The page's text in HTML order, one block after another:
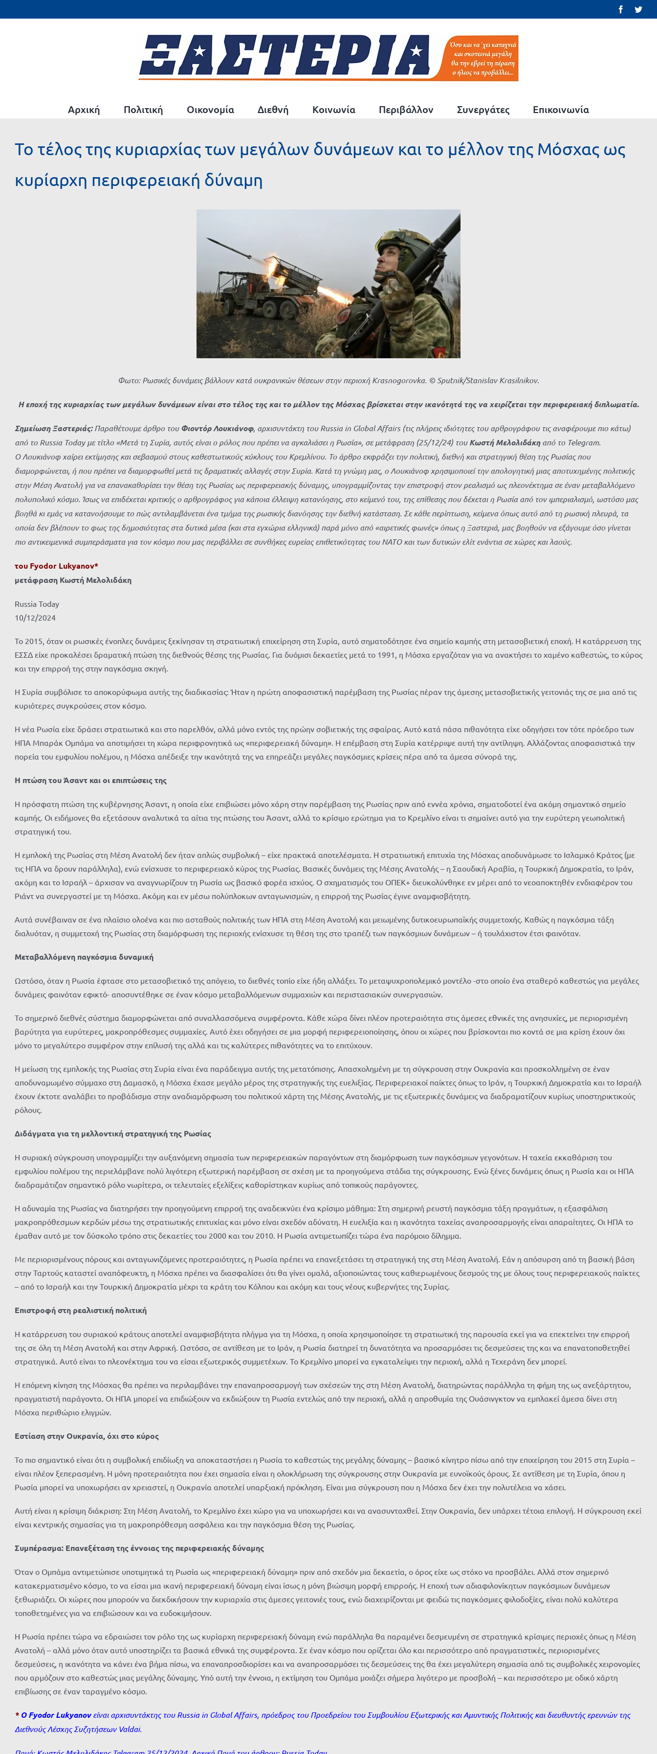
στο
Facebook
Αρχική Πολιτική Οικονομία Διεθνή Κοινωνία Περιβάλλον Συνεργάτες Επικοινωνία
Το τέλος της κυριαρχίας των μεγάλων δυνάμεων και το μέλλον της Μόσχας ως
κυρίαρχη περιφερειακή δύναμη
Φωτο: Ρωσικές δυνάμεις βάλλουν κατά ουκρανικών θέσεων στην περιοχή Krasnogorovka. © Sputnik/Stanislav Krasilnikov.
Η εποχή της κυριαρχίας των μεγάλων δυνάμεων είναι στο τέλος της και το μέλλον της Μόσχας βρίσκεται στην ικανότητά της να χειρίζεται την περιφερειακή διπλωματία.
Σημείωση Ξαστεριάς:Παραθέτoυμε άρθρο του Φιοντόρ Λουκιάνοφ, αρχισυντάκτη τουRussia in Global Affairs(τις πλήρεις ιδιότητες του αρθρογράφου τις αναφέρουμε πιο κάτω)
από το Russia Today με τίτλο «Μετά τη Συρία, αυτός είναι ο ρόλος που πρέπει να αγκαλιάσει η Ρωσία», σε μετάφραση (25/12/24) τουΚωστή Μελολιδάκηαπό το Telegram.
Ο Λουκιάνοφ χαίρει εκτίμησης και σεβασμού στους καθεστωτικούς κύκλους του Κρεμλίνου. Το άρθρο εκφράζει την πολιτική, διεθνή και στρατηγική θέση της Ρωσίας που
διαμορφώνεται, ή που πρέπει να διαμορφωθεί μετά τις δραματικές αλλαγές στην Συρία. Κατά τη γνώμη μας, ο Λουκιάνοφ χρησιμοποιεί την απολογητική μιας αποτυχημένης πολιτικής
στην Μέση Ανατολή για να επανακαθορίσει την θέση της Ρωσίας ως περιφερειακής δύναμης, υπογραμμίζοντας την επιστροφή στον ρεαλισμό ως πλεονέκτημα σε έναν μεταβαλλόμενο
πολυπολικό κόσμο. Ίσως να επιδέχεται κριτικής ο αρθρογράφος για κάποια έλλειψη κατανόησης, στο κείμενό του, της επίθεσης που δέχεται η Ρωσία από τον ιμπεριαλισμό, ωστόσο μας
βοηθά κι εμάς να κατανοήσουμε το πώς αντιλαμβάνεται ένα τμήμα της ρωσικής διανόησης την διεθνή κατάσταση. Σε κάθε περίπτωση, κείμενα όπως αυτό από τη ρωσική πλευρά, τα
οποία δεν βλέπουν το φως της δημοσιότητας στα δυτικά μέσα (και στα εγχώρια ελληνικά) παρά μόνο από «αιρετικές φωνές» όπως η Ξαστεριά, μας βοηθούν να εξάγουμε όσο γίνεται
πιο αντικειμενικά συμπεράσματα για τον κόσμο που μας περιβάλλει σε συνθήκες ευρείας επιθετικότητας του ΝΑΤΟ και των δυτικών ελίτ ενάντια σε χώρες και λαούς.
του Fyodor Lukyanov*
μετάφραση Κωστή Μελολιδάκη
Russia Today
10/12/2024
Το 2015, όταν οι ρωσικές ένοπλες δυνάμεις ξεκίνησαν τη στρατιωτική επιχείρηση στη Συρία, αυτό σηματοδότησε ένα σημείο καμπής στη μετασοβιετική εποχή. Η κατάρρευση της
ΕΣΣΔ είχε προκαλέσει δραματική πτώση της διεθνούς θέσης της Ρωσίας. Για δυόμισι δεκαετίες μετά το 1991, η Μόσχα εργαζόταν για να ανακτήσει το χαμένο καθεστώς, το κύρος
και την επιρροή της στην παγκόσμια σκηνή.
Η Συρία συμβόλισε το αποκορύφωμα αυτής της διαδικασίας: Ήταν η πρώτη αποφασιστική παρέμβαση της Ρωσίας πέραν της άμεσης μετασοβιετικής γειτονιάς της σε μια από τις
κυριότερες συγκρούσεις στον κόσμο.
Η νέα Ρωσία είχε δράσει στρατιωτικά και στο παρελθόν, αλλά μόνο εντός της πρώην σοβιετικής της σφαίρας. Αυτό κατά πάσα πιθανότητα είχε οδηγήσει τον τότε πρόεδρο των
ΗΠΑ Μπαράκ Ομπάμα να αποτιμήσει τη χώρα περιφρονητικά ως «περιφερειακή δύναμη». Η επέμβαση στη Συρία κατέρριψε αυτή την αντίληψη. Αλλάζοντας αποφασιστικά την
πορεία του εμφυλίου πολέμου, η Μόσχα απέδειξε την ικανότητά της να επηρεάζει μεγάλες παγκόσμιες κρίσεις πέρα από τα άμεσα σύνορά της.
Η πτώση του Άσαντ και οι επιπτώσεις της
Η πρόσφατη πτώση της κυβέρνησης Άσαντ, η οποία είχε επιβιώσει μόνο χάρη στην παρέμβαση της Ρωσίας πριν από εννέα χρόνια, σηματοδοτεί ένα ακόμη σημαντικό σημείο
καμπής. Οι ειδήμονες θα εξετάσουν αναλυτικά τα αίτια της πτώσης του Άσαντ, αλλά το κρίσιμο ερώτημα για το Κρεμλίνο είναι τι σημαίνει αυτό για την ευρύτερη γεωπολιτική
στρατηγική του.
Η εμπλοκή της Ρωσίας στη Μέση Ανατολή δεν ήταν απλώς συμβολική – είχε πρακτικά αποτελέσματα. Η στρατιωτική επιτυχία της Μόσχας αποδυνάμωσε το Ισλαμικό Κράτος (με
τις ΗΠΑ να δρουν παράλληλα), ενώ ενίσχυσε το περιφερειακό κύρος της Ρωσίας. Βασικές δυνάμεις της Μέσης Ανατολής – η Σαουδική Αραβία, η Τουρκική Δημοκρατία, το Ιράν,
ακόμη και το Ισραήλ – άρχισαν να αναγνωρίζουν τη Ρωσία ως βασικό φορέα ισχύος. Ο σχηματισμός του ΟΠΕΚ+ διευκολύνθηκε εν μέρει από το νεοαποκτηθέν ενδιαφέρον του
Ριάντ να συνεργαστεί με τη Μόσχα. Ακόμη και εν μέσω πολύπλοκων ανταγωνισμών, η επιρροή της Ρωσίας έγινε αναμφισβήτητη.
Αυτά συνέβαιναν σε ένα πλαίσιο ολοένα και πιο ασταθούς πολιτικής των ΗΠΑ στη Μέση Ανατολή και μειωμένης δυτικοευρωπαϊκής συμμετοχής. Καθώς η παγκόσμια τάξη
διαλυόταν, η συμμετοχή της Ρωσίας στη διαμόρφωση της περιοχής ενίσχυσε τη θέση της στο τραπέζι των παγκόσμιων δυνάμεων – ή τουλάχιστον έτσι φαινόταν.
Μεταβαλλόμενη παγκόσμια δυναμική
Ωστόσο, όταν η Ρωσία έφτασε στο μετασοβιετικό της απόγειο, το διεθνές τοπίο είχε ήδη αλλάξει. Το μεταψυχροπολεμικό μοντέλο -στο οποίο ένα σταθερό καθεστώς για μεγάλες
δυνάμεις φαινόταν εφικτό- αποσυντέθηκε σε έναν κόσμο μεταβαλλόμενων συμμαχιών και περιστασιακών συνεργασιών.
Το σημερινό διεθνές σύστημα διαμορφώνεται από συναλλασσόμενα συμφέροντα. Κάθε χώρα δίνει πλέον προτεραιότητα στις άμεσες εθνικές της ανησυχίες, με περιορισμένη
βαρύτητα για ευρύτερες, μακροπρόθεσμες συμμαχίες. Αυτό έχει οδηγήσει σε μια μορφή περιφερειοποίησης, όπου οι χώρες που βρίσκονται πιο κοντά σε μια κρίση έχουν όχι
μόνο το μεγαλύτερο συμφέρον στην επίλυσή της αλλά και τις καλύτερες πιθανότητες να το επιτύχουν.
Η μείωση της εμπλοκής της Ρωσίας στη Συρία είναι ένα παράδειγμα αυτής της μετατόπισης. Απασχολημένη με τη σύγκρουση στην Ουκρανία και προσκολλημένη σε έναν
αποδυναμωμένο σύμμαχο στη Δαμασκό, η Μόσχα έχασε μεγάλο μέρος της στρατηγικής της ευελιξίας. Περιφερειακοί παίκτες όπως το Ιράν, η Τουρκική Δημοκρατία και το Ισραήλ
έχουν έκτοτε αναλάβει το προβάδισμα στην αναδιαμόρφωση του πολιτικού χάρτη της Μέσης Ανατολής, με τις εξωτερικές δυνάμεις να διαδραματίζουν κυρίως υποστηρικτικούς
ρόλους.
Διδάγματα για τη μελλοντική στρατηγική της Ρωσίας
Η συριακή σύγκρουση υπογραμμίζει την αυξανόμενη σημασία των περιφερειακών παραγόντων στη διαμόρφωση των παγκόσμιων γεγονότων. Η ταχεία εκκαθάριση του
εμφυλίου πολέμου της περιελάμβανε πολύ λιγότερη εξωτερική παρέμβαση σε σχέση με τα προηγούμενα στάδια της σύγκρουσης. Ενώ ξένες δυνάμεις όπως η Ρωσία και οι ΗΠΑ
διαδραμάτιζαν σημαντικό ρόλο νωρίτερα, οι τελευταίες εξελίξεις καθορίστηκαν κυρίως από τοπικούς παράγοντες.
Η αδυναμία της Ρωσίας να διατηρήσει την προηγούμενη επιρροή της αναδεικνύει ένα κρίσιμο μάθημα: Στη σημερινή ρευστή παγκόσμια τάξη πραγμάτων, η εξασφάλιση
μακροπρόθεσμων κερδών μέσω της στρατιωτικής επιτυχίας και μόνο είναι σχεδόν αδύνατη. Η ευελιξία και η ικανότητα ταχείας αναπροσαρμογής είναι απαραίτητες. Οι ΗΠΑ το
έμαθαν αυτό με τον δύσκολο τρόπο στις δεκαετίες του 2000 και του 2010. Η Ρωσία αντιμετωπίζει τώρα ένα παρόμοιο δίλημμα.
Με περιορισμένους πόρους και ανταγωνιζόμενες προτεραιότητες, η Ρωσία πρέπει να επανεξετάσει τη στρατηγική της στη Μέση Ανατολή. Εάν η απόσυρση από τη βασική βάση
στην Ταρτούς καταστεί αναπόφευκτη, η Μόσχα πρέπει να διασφαλίσει ότι θα γίνει ομαλά, αξιοποιώντας τους καθιερωμένους δεσμούς της με όλους τους περιφερειακούς παίκτες
– από το Ισραήλ και την Τουρκική Δημοκρατία μέχρι τα κράτη του Κόλπου και ακόμη και τους νέους κυβερνήτες της Συρίας.
Επιστροφή στη ρεαλιστική πολιτική
Η κατάρρευση του συριακού κράτους αποτελεί αναμφισβήτητα πλήγμα για τη Μόσχα, η οποία χρησιμοποίησε τη στρατιωτική της παρουσία εκεί για να επεκτείνει την επιρροή
της σε όλη τη Μέση Ανατολή και στην Αφρική. Ωστόσο, σε αντίθεση με το Ιράν, η Ρωσία διατηρεί τη δυνατότητα να προσαρμόσει τις δεσμεύσεις της και να επανατοποθετηθεί
στρατηγικά. Αυτό είναι το πλεονέκτημα του να είσαι εξωτερικός συμμετέχων. Το Κρεμλίνο μπορεί να εγκαταλείψει την περιοχή, αλλά η Τεχεράνη δεν μπορεί.
Η επόμενη κίνηση της Μόσχας θα πρέπει να περιλαμβάνει την επαναπροσαρμογή των σχέσεών της στη Μέση Ανατολή, διατηρώντας παράλληλα τη φήμη της ως ανεξάρτητου,
πραγματιστή παράγοντα. Οι ΗΠΑ μπορεί να επιδιώξουν να εκδιώξουν τη Ρωσία εντελώς από την περιοχή, αλλά η απροθυμία της Ουάσινγκτον να εμπλακεί άμεσα δίνει στη
Μόσχα περιθώριο ελιγμών.
Εστίαση στην Ουκρανία, όχι στο κύρος
Το πιο σημαντικό είναι ότι η συμβολική επιδίωξη να αποκαταστήσει η Ρωσία το καθεστώς της μεγάλης δύναμης – βασικό κίνητρο πίσω από την επιχείρηση του 2015 στη Συρία –
είναι πλέον ξεπερασμένη. Η μόνη προτεραιότητα που έχει σημασία είναι η ολοκλήρωση της σύγκρουσης στην Ουκρανία με ευνοϊκούς όρους. Σε αντίθεση με τη Συρία, όπου η
Ρωσία μπορεί να υποχωρήσει αν χρειαστεί, η Ουκρανία αποτελεί υπαρξιακή πρόκληση. Είναι μια σύγκρουση που η Μόσχα δεν έχει την πολυτέλεια να χάσει.
Αυτή είναι η κρίσιμη διάκριση: Στη Μέση Ανατολή, το Κρεμλίνο έχει χώρο για να υποχωρήσει και να ανασυνταχθεί. Στην Ουκρανία, δεν υπάρχει τέτοια επιλογή. Η σύγκρουση εκεί
είναι κεντρικής σημασίας για τη μακροπρόθεσμη ασφάλεια και την παγκόσμια θέση της Ρωσίας.
Συμπέρασμα: Επανεξέταση της έννοιας της περιφερειακής δύναμης
Όταν ο Ομπάμα αντιμετώπισε υποτιμητικά τη Ρωσία ως «περιφερειακή δύναμη» πριν από σχεδόν μια δεκαετία, ο όρος είχε ως στόχο να προσβάλει. Αλλά στον σημερινό
κατακερματισμένο κόσμο, το να είσαι μια ικανή περιφερειακή δύναμη είναι ίσως η μόνη βιώσιμη μορφή επιρροής. Η εποχή των αδιαφιλονίκητων παγκόσμιων δυνάμεων
ξεθωριάζει. Οι χώρες που μπορούν να διεκδικήσουν την κυριαρχία στις άμεσες γειτονιές τους, ενώ διαχειρίζονται με φειδώ τις παγκόσμιες φιλοδοξίες, είναι πολύ καλύτερα
τοποθετημένες για να επιβιώσουν και να ευδοκιμήσουν.
Η Ρωσία πρέπει τώρα να εδραιώσει τον ρόλο της ως κυρίαρχη περιφερειακή δύναμη ενώ παράλληλα θα παραμένει δεσμευμένη σε στρατηγικά κρίσιμες περιοχές όπως η Μέση
Ανατολή – αλλά μόνο όταν αυτό υποστηρίζει τα βασικά εθνικά της συμφέροντα. Σε έναν κόσμο που ορίζεται όλο και περισσότερο από πραγματιστικές, περιορισμένες
δεσμεύσεις, η ικανότητα να κάνει ένα βήμα πίσω, να επαναπροσδιορίσει και να αναπροσαρμόσει τις δεσμεύσεις της θα έχει μεγαλύτερη σημασία από τις συμβολικές χειρονομίες
που αρμόζουν στο καθεστώς μιας μεγάλης δύναμης. Υπό αυτή την έννοια, η εκτίμηση του Ομπάμα μοιάζει σήμερα λιγότερο με προσβολή – και περισσότερο με οδικό χάρτη
επιβίωσης σε έναν ταραγμένο κόσμο.
* Ο Fyodor Lukyanovείναι αρχισυντάκτης του Russia in Global Affairs, πρόεδρος του Προεδρείου του Συμβουλίου Εξωτερικής και Αμυντικής Πολιτικής και διευθυντής ερευνών της
Διεθνούς Λέσχης Συζητήσεων Valdai.